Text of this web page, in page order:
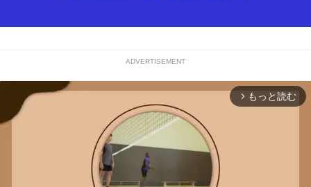
ADVERTISEMENT
arrow_forward_ios もっと読む